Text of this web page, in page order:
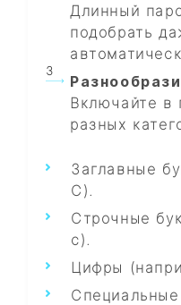
Длинный
подобрать
Включайте в
разных
Заглавные
C).
Строчные
c).
Цифры